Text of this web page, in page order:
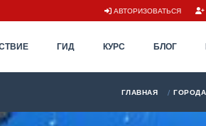
АВТОРИЗОВАТЬСЯ
ГИД КУРС БЛОГ
ГЛАВНАЯ ГОРОДА